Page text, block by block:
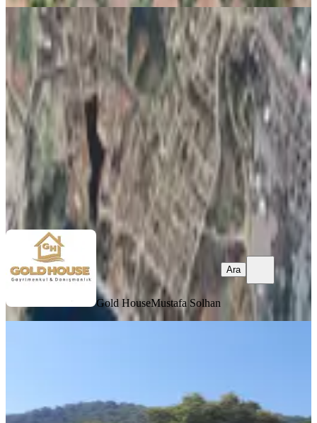
Goldhouse Dan Satılık Arsa Denize
Yakın 1885m2
Fethiye, Kargı Mahallesi
1885 m²· 8.223/m²· 26.05.2025
15.500.000 ₺ 16.500.000 ₺
Gold House Mustafa Solhan
Ara
Gold HouseMustafa Solhan
Ara
·06.08.2025
142.000.000 ₺